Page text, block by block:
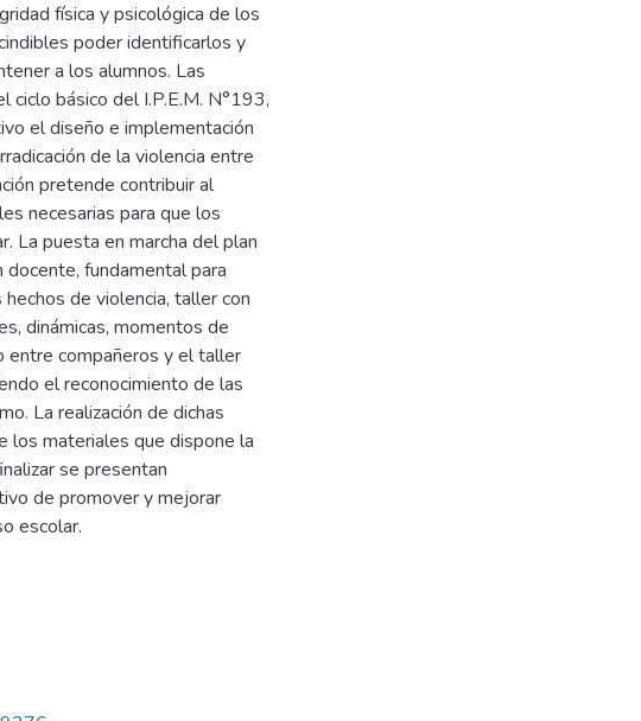
física y psicológica de los
poder identificarlos y
a los alumnos. Las
ciclo básico del I.P.E.M. N°193,
el diseño e implementación
de la violencia entre
pretende contribuir al
necesarias para que los
La puesta en marcha del plan
fundamental para
de violencia, taller con
dinámicas, momentos de
entre compañeros y el taller
el reconocimiento de las
La realización de dichas
los materiales que dispone la
se presentan
de promover y mejorar
escolar.